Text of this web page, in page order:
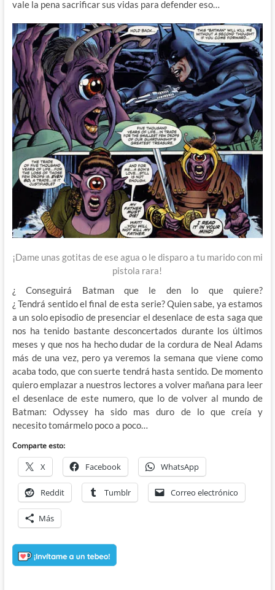
vale la pena sacrificar sus vidas para defender eso…
¡Dame unas gotitas de ese agua o le disparo a tu marido con mi
pistola rara!
¿ Conseguirá Batman que le den lo que quiere?
¿ Tendrá sentido el final de esta serie? Quien sabe, ya estamos
a un solo episodio de presenciar el desenlace de esta saga que
nos ha tenido bastante desconcertados durante los últimos
meses y que nos ha hecho dudar de la cordura de Neal Adams
más de una vez, pero ya veremos la semana que viene como
acaba todo, que con suerte tendrá hasta sentido. De momento
quiero emplazar a nuestros lectores a volver mañana para leer
el desenlace de este numero, que lo de volver al mundo de
Batman: Odyssey ha sido mas duro de lo que creía y
necesito tomármelo poco a poco…
Comparte esto:
X Facebook WhatsApp
Reddit Tumblr Correo electrónico
Más